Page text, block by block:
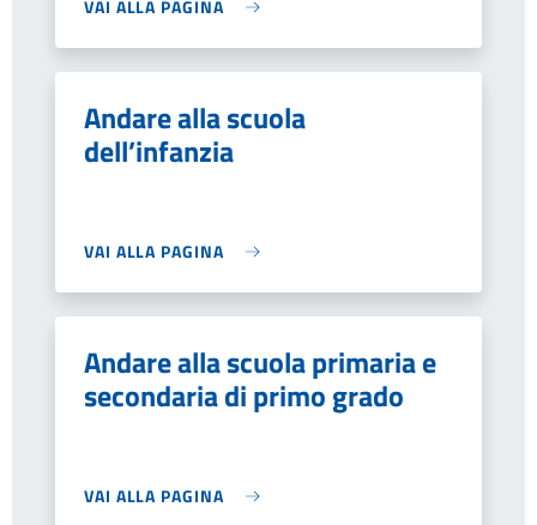
VAI ALLA PAGINA
Andare alla scuola
dell’infanzia
VAI ALLA PAGINA
Andare alla scuola primaria e
secondaria di primo grado
VAI ALLA PAGINA